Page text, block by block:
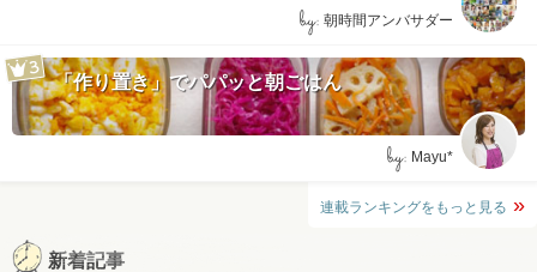
by: 朝時間アンバサダー
「作り置き」でパパッと朝ごはん
by: Mayu*
連載ランキングをもっと見る
新着記事